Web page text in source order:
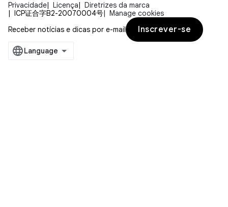
Privacidade Licença
Diretrizes da marca
ICP证合字B2-20070004号
Manage cookies
Receber notícias e dicas por e-mail
Inscrever-se